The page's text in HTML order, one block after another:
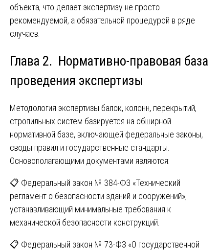
объекта, что делает экспертизу не просто
рекомендуемой, а обязательной процедурой в ряде
случаев.
Глава 2. Нормативно-правовая база
проведения экспертизы
Методология экспертизы балок, колонн, перекрытий,
стропильных систем базируется на обширной
нормативной базе, включающей федеральные законы,
своды правил и государственные стандарты.
Основополагающими документами являются:
📋 Федеральный закон № 384-ФЗ «Технический
регламент о безопасности зданий и сооружений»,
устанавливающий минимальные требования к
механической безопасности конструкций.
📋 Федеральный закон № 73-ФЗ «О государственной